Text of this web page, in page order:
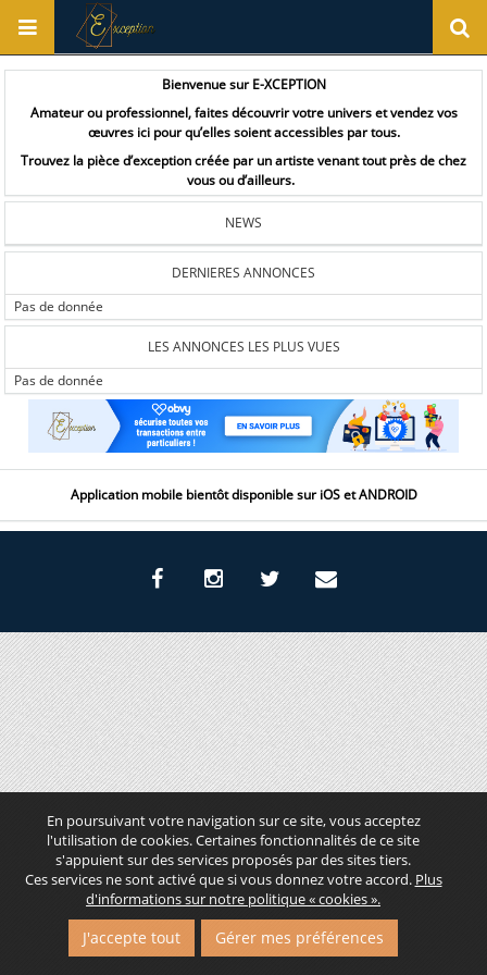
Bienvenue sur E-XCEPTION
Amateur ou professionnel, faites découvrir votre univers et vendez vos
œuvres ici pour qu’elles soient accessibles par tous.
Trouvez la pièce d’exception créée par un artiste venant tout près de chez
vous ou d’ailleurs.
NEWS
DERNIERES ANNONCES
Pas de donnée
LES ANNONCES LES PLUS VUES
Pas de donnée
Application mobile bientôt disponible sur iOS et ANDROID
En poursuivant votre navigation sur ce site, vous acceptez
l'utilisation de cookies. Certaines fonctionnalités de ce site
s'appuient sur des services proposés par des sites tiers.
Ces services ne sont activé que si vous donnez votre accord. Plus
d'informations sur notre politique « cookies ».
J'accepte tout Gérer mes préférences